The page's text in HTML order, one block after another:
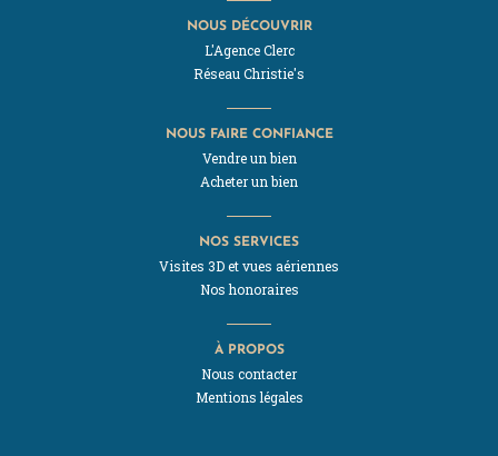
NOUS DÉCOUVRIR
L'Agence Clerc
Réseau Christie's
NOUS FAIRE CONFIANCE
Vendre un bien
Acheter un bien
NOS SERVICES
Visites 3D et vues aériennes
Nos honoraires
À PROPOS
Nous contacter
Mentions légales